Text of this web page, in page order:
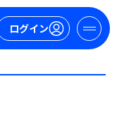
ログイン